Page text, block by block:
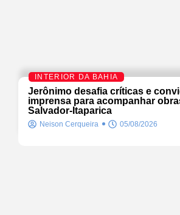
INTERIOR DA BAHIA
Jerônimo desafia críticas e
imprensa para acompanhar
Salvador-Itaparica
Neison Cerqueira 05/08/2026